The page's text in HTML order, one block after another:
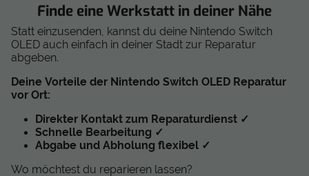
Finde eine Werkstatt in deiner Nähe
Statt einzusenden, kannst du deine Nintendo Switch
OLED auch einfach in deiner Stadt zur Reparatur
abgeben.
Deine Vorteile der Nintendo Switch OLED Reparatur
vor Ort:
Direkter Kontakt zum Reparaturdienst ✓
Schnelle Bearbeitung ✓
Abgabe und Abholung flexibel ✓
Wo möchtest du reparieren lassen?